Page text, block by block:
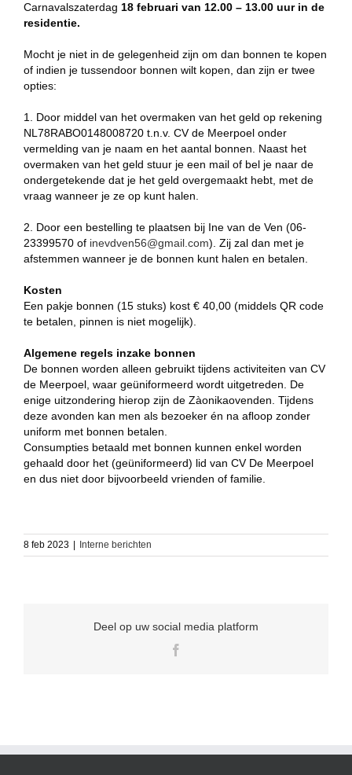
Carnavalszaterdag 18 februari van 12.00 – 13.00 uur in de
residentie.
Mocht je niet in de gelegenheid zijn om dan bonnen te kopen
of indien je tussendoor bonnen wilt kopen, dan zijn er twee
opties:
1. Door middel van het overmaken van het geld op rekening
NL78RABO0148008720 t.n.v. CV de Meerpoel onder
vermelding van je naam en het aantal bonnen. Naast het
overmaken van het geld stuur je een mail of bel je naar de
ondergetekende dat je het geld overgemaakt hebt, met de
vraag wanneer je ze op kunt halen.
2. Door een bestelling te plaatsen bij Ine van de Ven (06-
23399570 of inevdven56@gmail.com). Zij zal dan met je
afstemmen wanneer je de bonnen kunt halen en betalen.
Kosten
Een pakje bonnen (15 stuks) kost € 40,00 (middels QR code
te betalen, pinnen is niet mogelijk).
Algemene regels inzake bonnen
De bonnen worden alleen gebruikt tijdens activiteiten van CV
de Meerpoel, waar geüniformeerd wordt uitgetreden. De
enige uitzondering hierop zijn de Zàonikaovenden. Tijdens
deze avonden kan men als bezoeker én na aﬂoop zonder
uniform met bonnen betalen.
Consumpties betaald met bonnen kunnen enkel worden
gehaald door het (geüniformeerd) lid van CV De Meerpoel
en dus niet door bijvoorbeeld vrienden of familie.
8 feb 2023 Interne berichten
Deel op uw social media platform